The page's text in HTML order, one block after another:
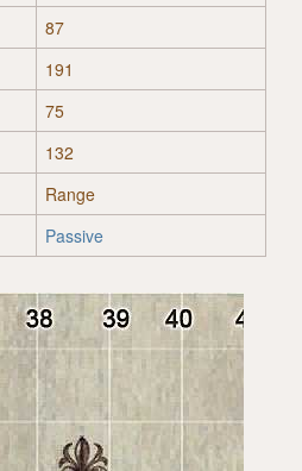
87
191
75
132
Range
Passive